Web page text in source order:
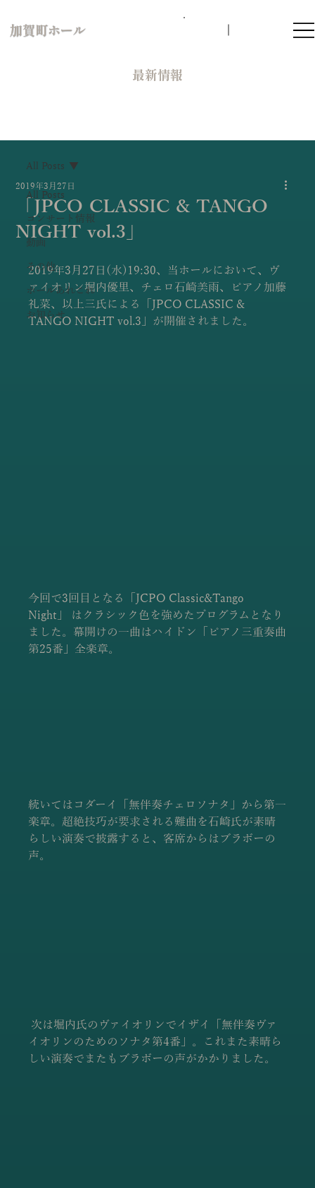
加賀町ホール
​最新情報
All Posts
コンサート情報
動画
その他
ホールあれこれ
お知らせ
All Posts
「JPCO CLASSIC & TANGO
NIGHT vol.3」
2019年3月27日
2019年3月27日(水)19:30、当ホールにおいて、ヴ
ァイオリン堀内優里、チェロ石崎美雨、ピアノ加藤
礼菜、以上三氏による「JPCO CLASSIC &
TANGO NIGHT vol.3」が開催されました。
今回で3回目となる「JCPO Classic&Tango
Night」 はクラシック色を強めたプログラムとなり
ました。幕開けの一曲はハイドン「ピアノ三重奏曲
第25番」全楽章。
続いてはコダーイ「無伴奏チェロソナタ」から第一
楽章。超絶技巧が要求される難曲を石崎氏が素晴
らしい演奏で披露すると、客席からはブラボーの
声。
イオリンのためのソナタ第4番」。これまた素晴ら
しい演奏でまたもブラボーの声がかかりました。